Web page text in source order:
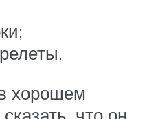
хорошем